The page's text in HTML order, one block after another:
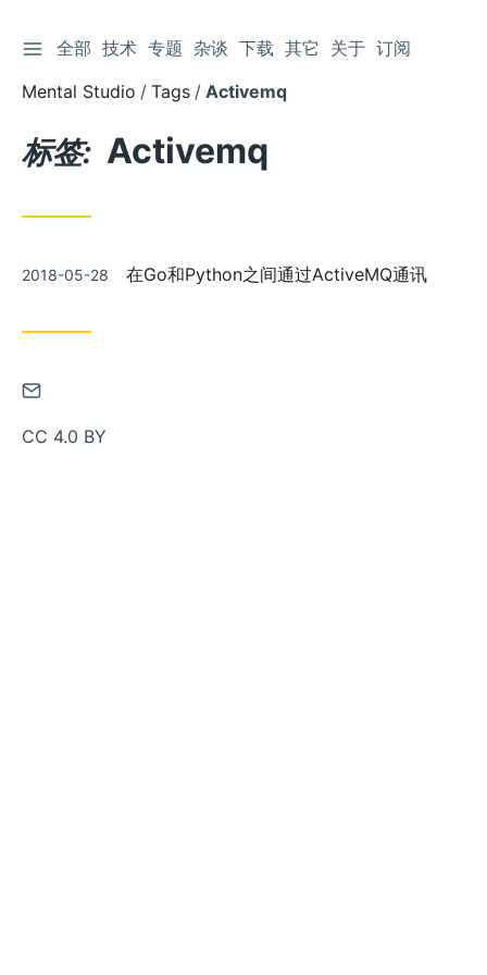
跳
到
章
切换侧边栏
全部 技术 专题 杂谈 下载 其它 关于 订阅
Mental Studio
Tags Activemq
标签: Activemq
发
2018-05-28 在Go和Python之间通过ActiveMQ通讯
通
邮
CC 4.0 BY